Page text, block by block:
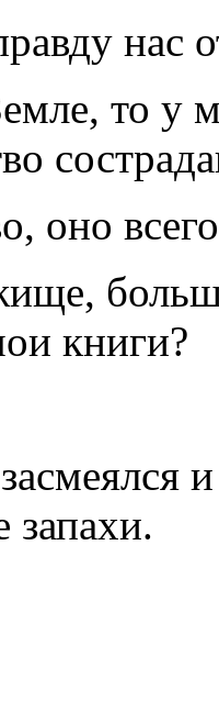
нас
то у
оно
книги?
запахи.